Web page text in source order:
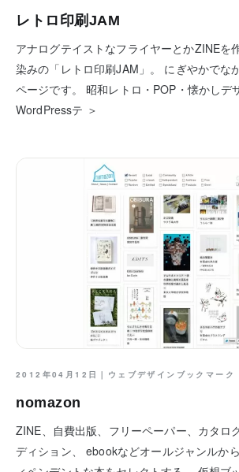
レトロ印刷JAM
アナログテイストなフライヤーとかZINEを
染みの「レトロ印刷JAM」。 にぎやかでな
ページです。 昭和レトロ・POP・懐かしデ
WordPressテ ＞
2012年04月12日｜ ウェブデザインブックマーク
nomazon
ZINE、自費出版、フリーペーパー、カタロ
ディション、 ebookなどオールジャンルか